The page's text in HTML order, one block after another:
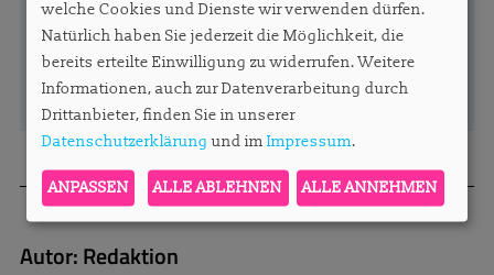
Autor:Redaktion
welche Cookies und Dienste wir verwenden dürfen.
Natürlich haben Sie jederzeit die Möglichkeit, die
bereits erteilte Einwilligung zu widerrufen. Weitere
Informationen, auch zur Datenverarbeitung durch
Drittanbieter, finden Sie in unserer
Datenschutzerklärung und im Impressum.
ANPASSEN ALLE ABLEHNEN ALLE ANNEHMEN